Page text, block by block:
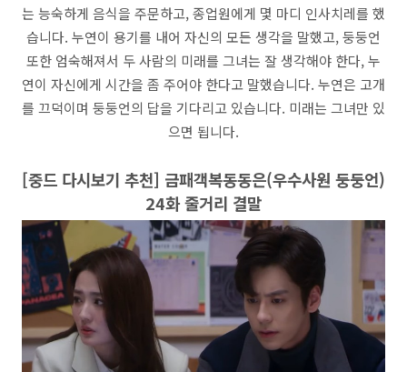
는 능숙하게 음식을 주문하고, 종업원에게 몇 마디 인사치레를 했
습니다. 누연이 용기를 내어 자신의 모든 생각을 말했고, 둥둥언
또한 엄숙해져서 두 사람의 미래를 그녀는 잘 생각해야 한다, 누
연이 자신에게 시간을 좀 주어야 한다고 말했습니다. 누연은 고개
를 끄덕이며 둥둥언의 답을 기다리고 있습니다. 미래는 그녀만 있
으면 됩니다.
[중드 다시보기 추천] 금패객복동동은(우수사원 둥둥언)
24화 줄거리 결말